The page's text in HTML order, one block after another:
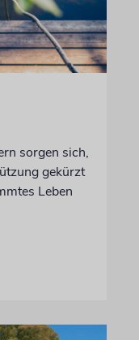
sorgen sich,
gekürzt
Leben